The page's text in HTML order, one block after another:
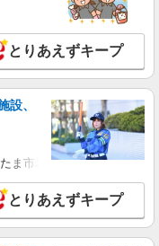
とりあえずキープ
設、
ま市岩槻区・久喜市・蓮田
とりあえずキープ